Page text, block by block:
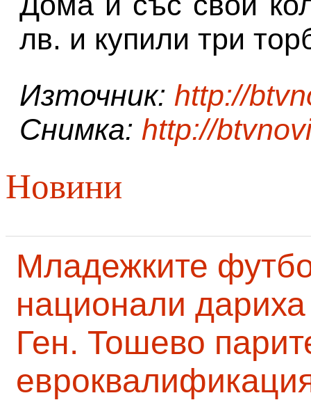
лв. и купили три
Източник: http://
Снимка: http://
Новини
Младежките
национали
Ген. Тошево